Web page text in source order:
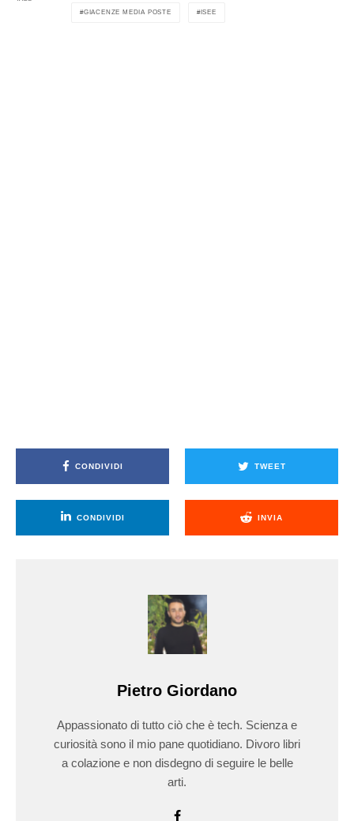
GIACENZE MEDIA POSTE ISEE
CONDIVIDI TWEET
CONDIVIDI INVIA
Pietro Giordano
Appassionato di tutto ciò che è tech. Scienza e
curiosità sono il mio pane quotidiano. Divoro libri
a colazione e non disdegno di seguire le belle
arti.